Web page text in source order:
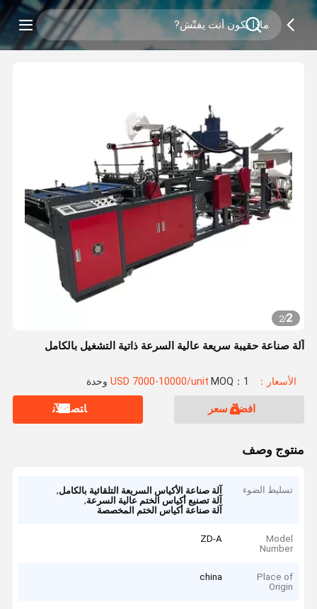
2
/
2
آلة صناعة حقيبة سريعة عالية السرعة ذاتية التشغيل بالكامل
الأسعار：USD 7000-10000/unit MOQ：1 وحدة
افضل سعر ﺎﺘﺼﻟ ﺍﻶﻧ
منتوج وصف
تسليط الضوء آلة صناعة الأكياس السريعة التلقائية بالكامل,
آلة تصنيع أكياس الختم عالية السرعة,
آلة صناعة أكياس الختم المخصصة
Model
Number
ZD-A
Place of
Origin
china